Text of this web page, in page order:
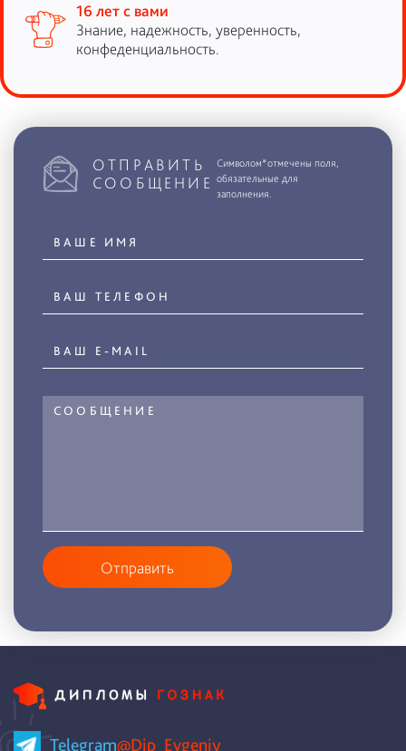
16 лет с вами
Знание, надежность, уверенность,
конфеденциальность.
ОТПРАВИТЬ
СООБЩЕНИЕ
Символом*отмечены поля,
обязательные для
заполнения.
Отправить
Telegram@Dip_Evgeniy